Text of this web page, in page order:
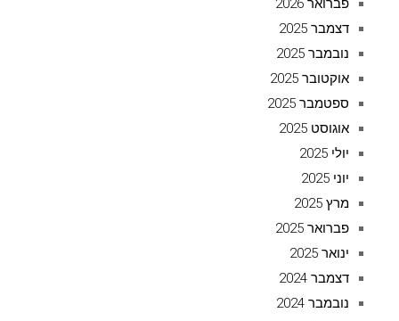
פברואר 2026
דצמבר 2025
נובמבר 2025
אוקטובר 2025
ספטמבר 2025
אוגוסט 2025
יולי 2025
יוני 2025
מרץ 2025
פברואר 2025
ינואר 2025
דצמבר 2024
נובמבר 2024